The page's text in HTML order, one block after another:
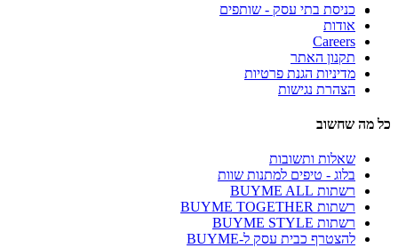
כניסת בתי עסק - שותפים
אודות
Careers
תקנון האתר
מדיניות הגנת פרטיות
הצהרת נגישות
כל מה שחשוב
שאלות ותשובות
בלוג - טיפים למתנות שוות
רשתות BUYME ALL
רשתות BUYME TOGETHER
רשתות BUYME STYLE
להצטרף כבית עסק ל-BUYME